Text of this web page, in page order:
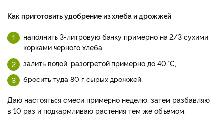
Как приготовить удобрение из хлеба и дрожжей
наполнить 3-литровую банку примерно на 2/3 сухими
корками черного хлеба,
залить водой, разогретой примерно до 40 °C,
бросить туда 80 г сырых дрожжей.
Даю настояться смеси примерно неделю, затем разбавляю
в 10 раз и подкармливаю растения тем же объемом.